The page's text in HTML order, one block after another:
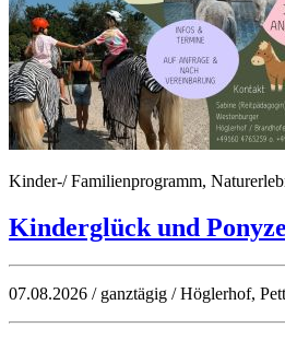
Kinder-/ Familienprogramm,
Kinderglück und
07.08.2026 / ganztägig / Höglerhof,